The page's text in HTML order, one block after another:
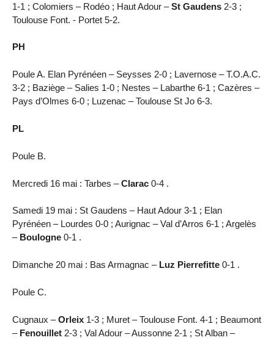
1-1 ; Colomiers – Rodéo ; Haut Adour –St Gaudens 2-3 ;
Toulouse Font. - Portet 5-2.
PH
Poule A. Elan Pyrénéen – Seysses 2-0 ; Lavernose – T.O.A.C.
3-2 ; Baziège – Salies 1-0 ; Nestes – Labarthe 6-1 ; Cazères –
Pays d’Olmes 6-0 ; Luzenac – Toulouse St Jo 6-3.
PL
Poule B.
Mercredi 16 mai : Tarbes –Clarac 0-4 .
Samedi 19 mai : St Gaudens – Haut Adour 3-1 ; Elan
Pyrénéen – Lourdes 0-0 ; Aurignac – Val d’Arros 6-1 ; Argelès
– Boulogne 0-1 .
Dimanche 20 mai : Bas Armagnac – Luz Pierrefitte 0-1 .
Poule C.
Cugnaux –Orleix 1-3 ; Muret – Toulouse Font. 4-1 ; Beaumont
– Fenouillet 2-3 ; Val Adour – Aussonne 2-1 ; St Alban –